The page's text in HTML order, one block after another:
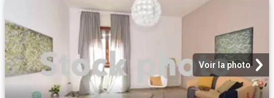
Voir la photo